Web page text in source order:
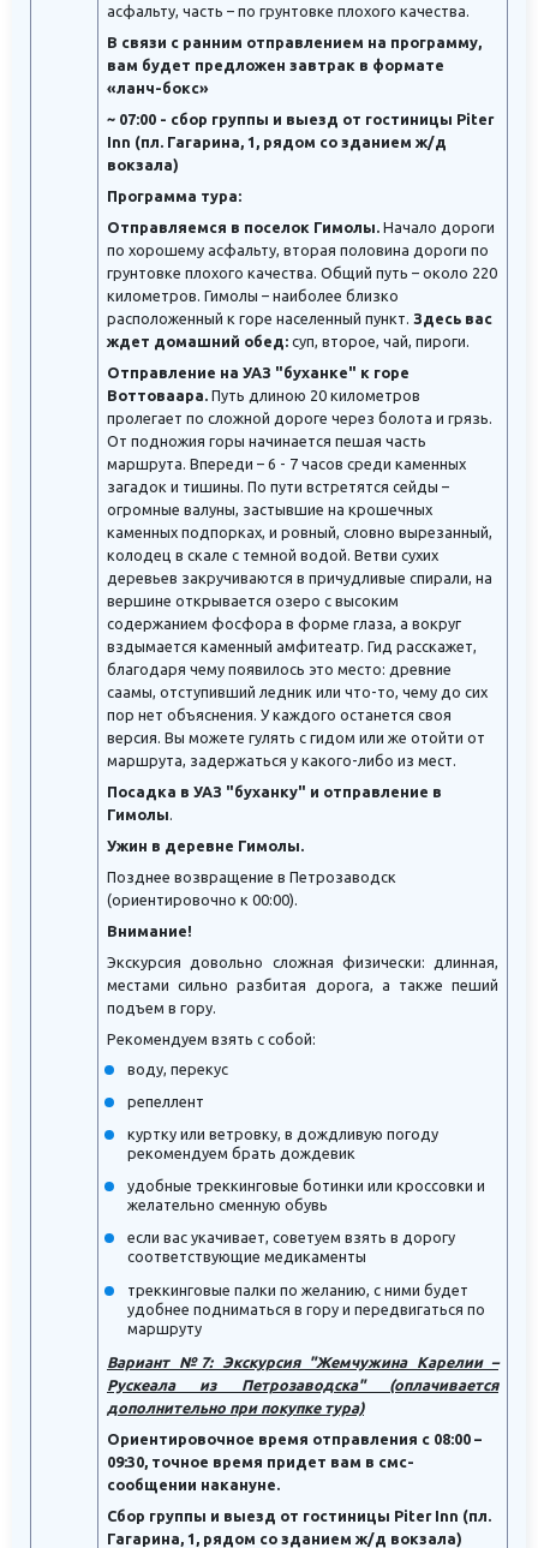
асфальту, часть – по грунтовке плохого качества.
В связи с ранним отправлением на программу,
вам будет предложен завтрак в формате
«ланч-бокс»
~ 07:00 - сбор группы и выезд от гостиницы Piter
Inn (пл. Гагарина, 1, рядом со зданием ж/д
вокзала)
Программа тура:
Отправляемся в поселок Гимолы. Начало дороги
по хорошему асфальту, вторая половина дороги по
грунтовке плохого качества. Общий путь – около 220
километров. Гимолы – наиболее близко
расположенный к горе населенный пункт. Здесь вас
ждет домашний обед: суп, второе, чай, пироги.
Отправление на УАЗ "буханке" к горе
Воттоваара. Путь длиною 20 километров
пролегает по сложной дороге через болота и грязь.
От подножия горы начинается пешая часть
маршрута. Впереди – 6 - 7 часов среди каменных
загадок и тишины. По пути встретятся сейды –
огромные валуны, застывшие на крошечных
каменных подпорках, и ровный, словно вырезанный,
колодец в скале с темной водой. Ветви сухих
деревьев закручиваются в причудливые спирали, на
вершине открывается озеро с высоким
содержанием фосфора в форме глаза, а вокруг
вздымается каменный амфитеатр. Гид расскажет,
благодаря чему появилось это место: древние
саамы, отступивший ледник или что-то, чему до сих
пор нет объяснения. У каждого останется своя
версия. Вы можете гулять с гидом или же отойти от
маршрута, задержаться у какого-либо из мест.
Посадка в УАЗ "буханку" и отправление в
Гимолы
Ужин в деревне Гимолы.
Позднее возвращение в Петрозаводск
(ориентировочно к 00:00).
Внимание!
Экскурсия довольно сложная физически: длинная,
местами сильно разбитая дорога, а также пеший
подъем в гору.
Рекомендуем взять с собой:
воду, перекус
репеллент
куртку или ветровку, в дождливую погоду
рекомендуем брать дождевик
удобные треккинговые ботинки или кроссовки и
желательно сменную обувь
если вас укачивает, советуем взять в дорогу
соответствующие медикаменты
треккинговые палки по желанию, с ними будет
удобнее подниматься в гору и передвигаться по
маршруту
Вариант №7: Экскурсия "Жемчужина Карелии –
Рускеала из Петрозаводска" (оплачивается
дополнительно при покупке тура)
Ориентировочное время отправления с 08:00 –
09:30, точное время придет вам в смс-
сообщении накануне.
Сбор группы и выезд от гостиницы Piter Inn (пл.
Гагарина, 1, рядом со зданием ж/д вокзала)